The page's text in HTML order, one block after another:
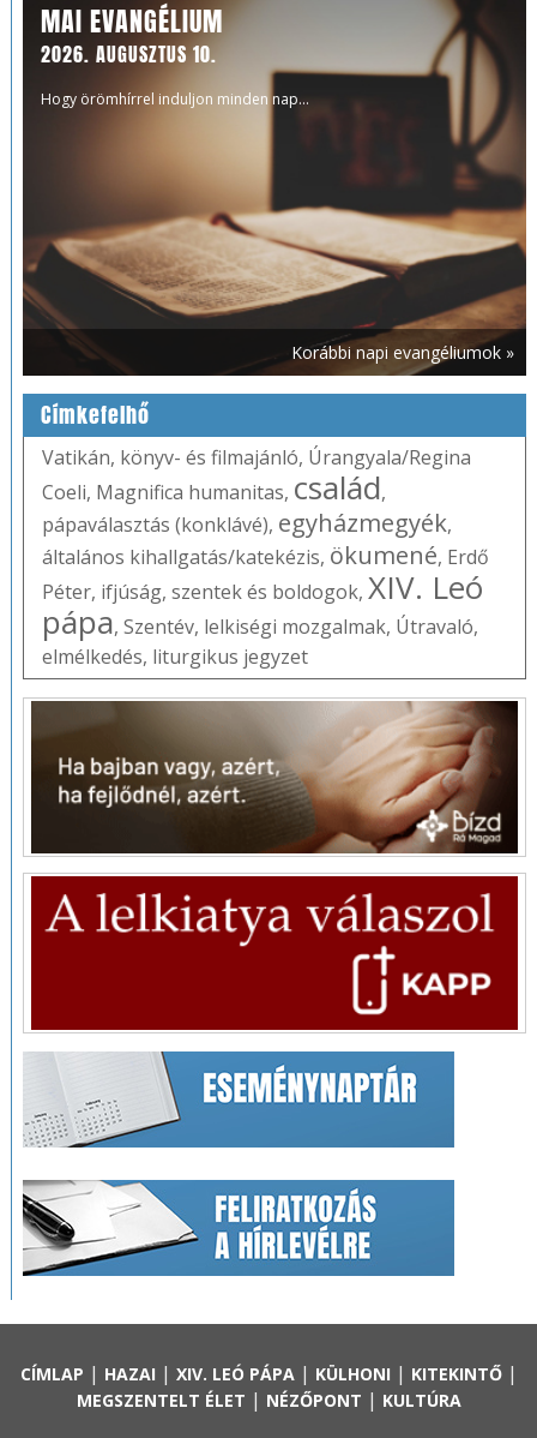
MAI EVANGÉLIUM
2026. AUGUSZTUS 10.
Hogy örömhírrel induljon minden nap...
Korábbi napi evangéliumok »
Címkefelhő
Vatikán, könyv- és filmajánló, Úrangyala/Regina
Coeli, Magnifica humanitas, család,
pápaválasztás (konklávé), egyházmegyék,
általános kihallgatás/katekézis, ökumené, Erdő
Péter, ifjúság, szentek és boldogok, XIV. Leó
pápa, Szentév, lelkiségi mozgalmak, Útravaló,
elmélkedés, liturgikus jegyzet
CÍMLAP | HAZAI | XIV. LEÓ PÁPA| KÜLHONI | KITEKINTŐ|
MEGSZENTELT ÉLET | NÉZŐPONT | KULTÚRA